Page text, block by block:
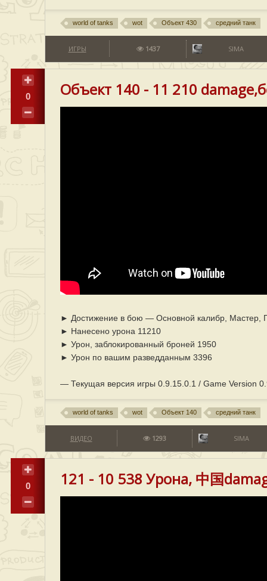
world of tanks wot Объект 430 средний танк
ИГРЫ 1437 SIMA
0 Объект 140 - 11 210
► Достижение в бою — Основной калибр, Мастер,
► Нанесено урона 11210
► Урон, заблокированный броней 1950
► Урон по вашим разведданным 3396
— Текущая версия игры 0.9.15.0.1 / Game Version
world of tanks wot Объект 140 средний танк
ВИДЕО 1293 SIMA
0 121 - 10 538 Урона, 中国